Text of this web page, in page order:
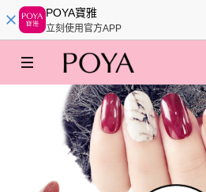
POYA寶雅
立刻使用官方APP